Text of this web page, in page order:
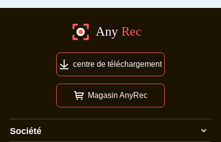
centre de téléchargement
Magasin AnyRec
Société